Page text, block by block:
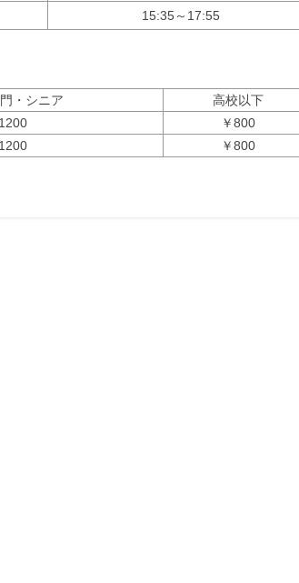
15:35～17:55
・シニア
高校以下
￥800
￥800